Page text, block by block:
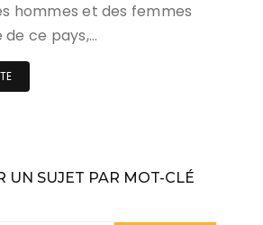
hommes et des femmes
de ce pays,…
UN SUJET PAR MOT-CLÉ